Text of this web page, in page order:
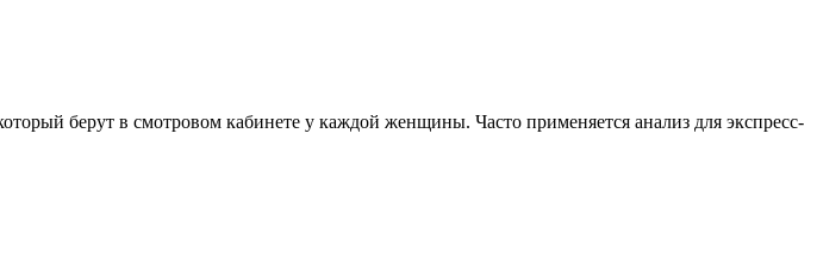
берут в смотровом кабинете у каждой женщины. Часто применяется анализ для экспресс-